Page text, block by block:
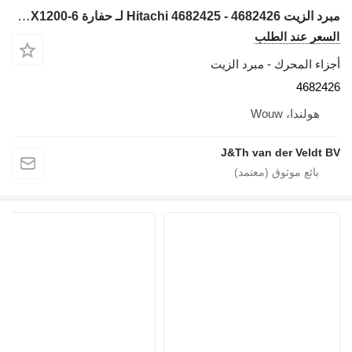
مبرد الزيت Hitachi 4682425 - 4682426 لـ حفارة Hitachi EX1200-6
عند الطلب
المحرك - مبرد الزيت
هولندا، Wouw
J&Th van der